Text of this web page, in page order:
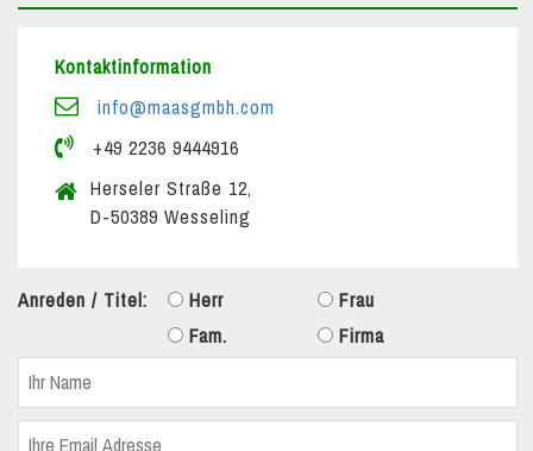
Kontaktinformation
info@maasgmbh.com
+49 2236 9444916
Herseler Straße 12,
D-50389 Wesseling
Anreden / Titel: Herr
Frau
Fam.
Firma